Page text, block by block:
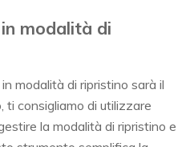
modalità di
modalità di ripristino sarà il
ti consigliamo di utilizzare
la modalità di ripristino e